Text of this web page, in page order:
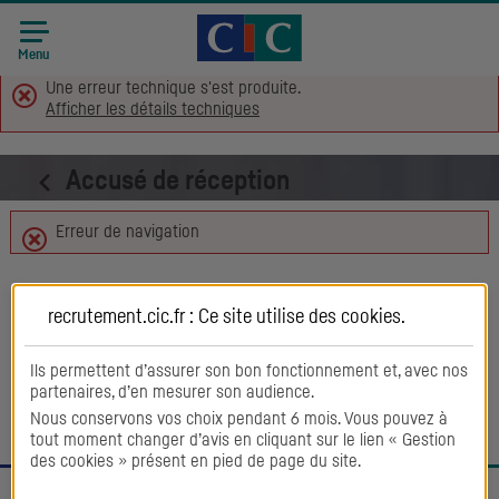
Accueil CIC Recrutement
Menu
Une erreur technique s'est produite.
Afficher les détails techniques
Accusé de réception
Erreur de navigation
Retour aux offres
recrutement.cic.fr : Ce site utilise des cookies.
Ils permettent d’assurer son bon fonctionnement et, avec nos
partenaires, d’en mesurer son audience.
Nous conservons vos choix pendant 6 mois. Vous pouvez à
tout moment changer d’avis en cliquant sur le lien « Gestion
des cookies » présent en pied de page du site.